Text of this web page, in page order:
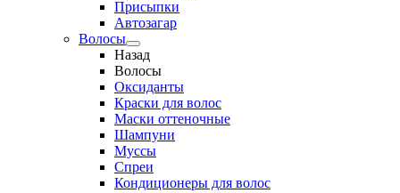
Присыпки
Автозагар
Волосы
Назад
Волосы
Оксиданты
Краски для волос
Маски оттеночные
Шампуни
Муссы
Спреи
Кондиционеры для волос